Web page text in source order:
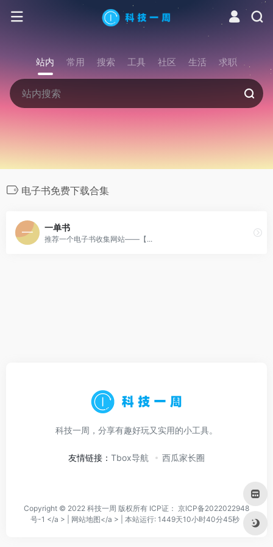
站内 常用 搜索 工具 社区 生活 求职
电子书免费下载合集
一单书
推荐一个电子书收集网站——【...
科技一周，分享有趣好玩又实用的小工具。
友情链接： Tbox导航 西瓜家长圈
Copyright © 2022 科技一周 版权所有 ICP证： 京ICP备2022022948
号-1 </a > | 网站地图</a > | 本站运行: 1449天10小时40分45秒